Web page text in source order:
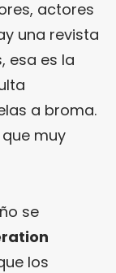
actores
una revista
esa es la
a broma.
muy
se
los